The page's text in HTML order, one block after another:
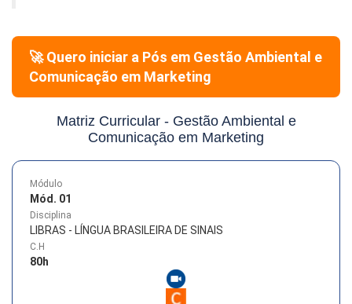
🚀 Quero iniciar a Pós em Gestão Ambiental e
Comunicação em Marketing
Matriz Curricular - Gestão Ambiental e
Comunicação em Marketing
Módulo
Mód. 01
Disciplina
LIBRAS - LÍNGUA BRASILEIRA DE SINAIS
C.H
80h